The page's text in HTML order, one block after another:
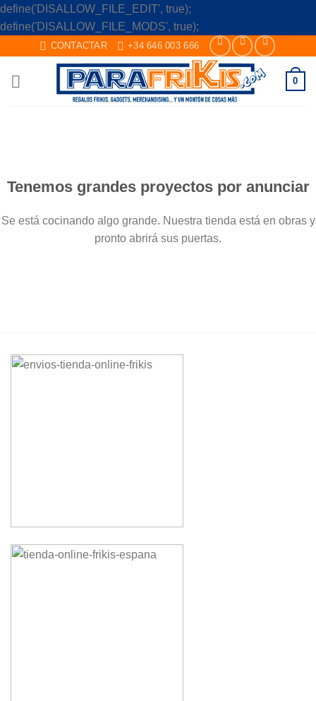
define('DISALLOW_FILE_EDIT', true);
define('DISALLOW_FILE_MODS', true);
to
content
CONTACTAR +34 646 003 666
0
Tenemos grandes proyectos por anunciar
Se está cocinando algo grande. Nuestra tienda está en obras y
pronto abrirá sus puertas.